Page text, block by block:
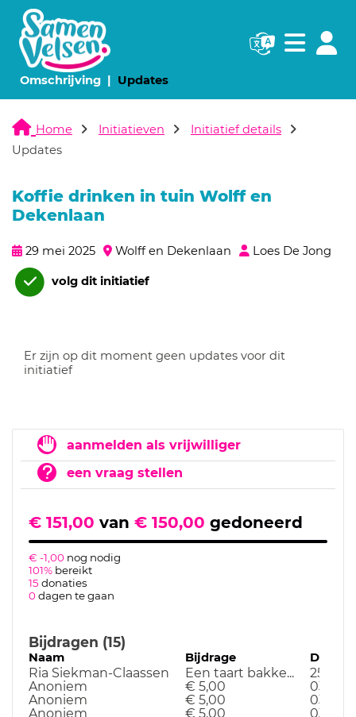
Omschrijving(huidige pagina)
Updates(huidige pagina)
Navigatie
Home Initiatieven
Initiatief details
Updates
Koffie drinken in tuin Wolff en
Dekenlaan
29 mei 2025 Wolff en Dekenlaan Loes De Jong
volg dit initiatief
Er zijn op dit moment geen updates voor dit
initiatief
aanmelden als vrijwilliger
een vraag stellen
€ 151,00 van € 150,00 gedoneerd
€ -1,00 nog nodig
101% bereikt
15 donaties
0dagen te gaan
Bijdragen (15)
Naam Bijdrage Datum
Ria Siekman-Claassen Een taart bakke...
25-09-
Anoniem
€ 5,00
03-04-
Anoniem
€ 5,00
03-04-
Anoniem
€ 5,00
03-04-